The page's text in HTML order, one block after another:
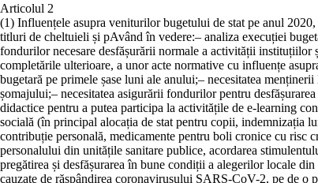
Articolul 2
(1) Influențele asupra veniturilor bugetului de stat pe anul
titluri de cheltuieli și pAvând în vedere:– analiza execuției
fondurilor necesare desfășurării normale a activității
completările ulterioare, a unor acte normative cu influențe
bugetară pe primele șase luni ale anului;– necesitatea
șomajului;– necesitatea asigurării fondurilor pentru
didactice pentru a putea participa la activitățile de e-learning
socială (în principal alocația de stat pentru copii, indemnizația
contribuție personală, medicamente pentru boli cronice cu risc
personalului din unitățile sanitare publice, acordarea
pregătirea și desfășurarea în bune condiții a alegerilor locale
cauzate de răspândirea coronavirusului SARS-CoV-2, pe de o